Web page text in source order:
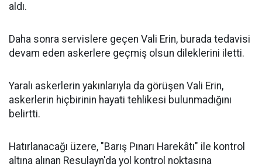
aldı.
Daha sonra servislere geçen Vali Erin, burada tedavisi
devam eden askerlere geçmiş olsun dileklerini iletti.
Yaralı askerlerin yakınlarıyla da görüşen Vali Erin,
askerlerin hiçbirinin hayati tehlikesi bulunmadığını
belirtti.
Hatırlanacağı üzere, "Barış Pınarı Harekâtı" ile kontrol
altına alınan Resulayn'da yol kontrol noktasına